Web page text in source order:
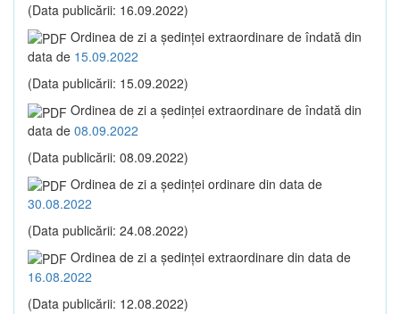
(Data publicării: 16.09.2022)
Ordinea de zi a şedinţei extraordinare de îndată din
data de 15.09.2022
(Data publicării: 15.09.2022)
Ordinea de zi a şedinţei extraordinare de îndată din
data de 08.09.2022
(Data publicării: 08.09.2022)
Ordinea de zi a şedinţei ordinare din data de
30.08.2022
(Data publicării: 24.08.2022)
Ordinea de zi a şedinţei extraordinare din data de
16.08.2022
(Data publicării: 12.08.2022)